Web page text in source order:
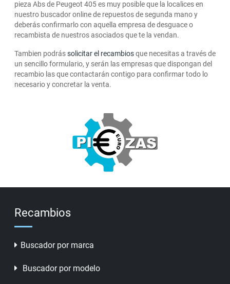
pieza Abs de Peugeot 405 es muy posible que la localices en
nuestro buscador online de repuestos de segunda mano y
deberás confirmarlo con aquella empresa de desguace o
recambista de nuestros asociados que te la vendan.
Tambien podrássolicitar el recambiosque necesitas a través de
un sencillo formulario, y serán las empresas que dispongan del
recambio las que contactarán contigo para confirmar todo lo
necesario y concretar la venta.
Recambios
Buscador por marca
Buscador por modelo